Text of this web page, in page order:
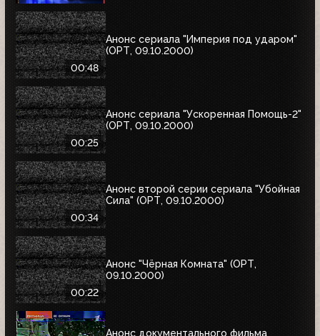
00:48
Анонс сериала "Империя под ударом"
(ОРТ, 09.10.2000)
00:25
Анонс сериала "Ускоренная Помощь-2"
(ОРТ, 09.10.2000)
00:34
Анонс второй серии сериала "Убойная
Сила" (ОРТ, 09.10.2000)
00:22
Анонс "Чёрная Комната" (ОРТ,
09.10.2000)
Анонс документального фильма